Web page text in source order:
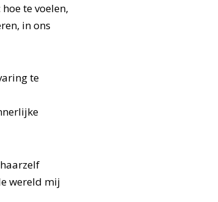
te voelen,
in ons
te
wereld mij